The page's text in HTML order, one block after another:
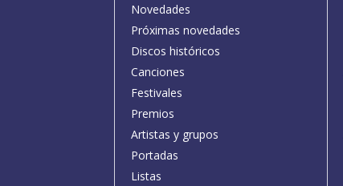
Novedades
Próximas novedades
Discos históricos
Canciones
Festivales
Premios
Artistas y grupos
Portadas
Listas